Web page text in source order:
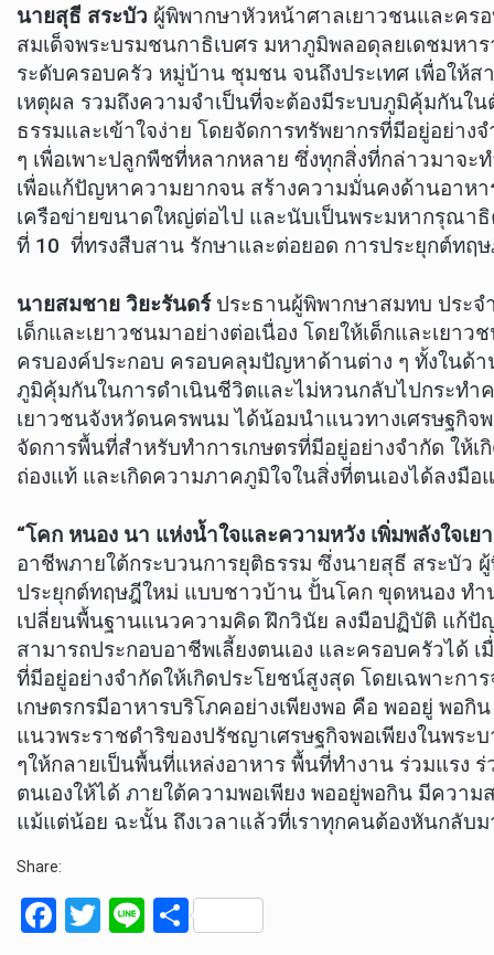
นายสุธี สระบัว ผู้พิพากษาหัวหน้าศาลเยาวชนและคร
สมเด็จพระบรมชนกาธิเบศร มหาภูมิพลอดุลยเดชมหา
ระดับครอบครัว หมู่บ้าน ชุมชน จนถึงประเทศ เพื่อให้
เหตุผล รวมถึงความจำเป็นที่จะต้องมีระบบภูมิคุ้มกัน
ธรรมและเข้าใจง่าย โดยจัดการทรัพยากรที่มีอยู่อย่า
ๆ เพื่อเพาะปลูกพืชที่หลากหลาย ซึ่งทุกสิ่งที่กล่าวมาจะ
เพื่อแก้ปัญหาความยากจน สร้างความมั่นคงด้านอาห
เครือข่ายขนาดใหญ่ต่อไป และนับเป็นพระมหากรุณา
ที่ 10 ที่ทรงสืบสาน รักษาและต่อยอด การประยุกต์ท
นายสมชาย วิยะรันดร์ประธานผู้พิพากษาสมทบ ประจ
เด็กและเยาวชนมาอย่างต่อเนื่อง โดยให้เด็กและเย
ครบองค์ประกอบ ครอบคลุมปัญหาด้านต่าง ๆ ทั้งในด้
ภูมิคุ้มกันในการดำเนินชีวิตและไม่หวนกลับไปกระทำ
เยาวชนจังหวัดนครพนม ได้น้อมนำแนวทางเศรษฐกิจ
จัดการพื้นที่สำหรับทำการเกษตรที่มีอยู่อย่างจำกัด ให้
ถ่องแท้ และเกิดความภาคภูมิใจในสิ่งที่ตนเองได้ลงมื
“โคก หนอง นา แห่งน้ำใจและความหวัง เพิ่มพลังใจเ
อาชีพภายใต้กระบวนการยุติธรรม ซึ่งนายสุธี สระบัว
ประยุกต์ทฤษฎีใหม่ แบบชาวบ้าน ปั้นโคก ขุดหนอง ทำ
เปลี่ยนพื้นฐานแนวความคิด ฝึกวินัย ลงมือปฏิบัติ แก้ปัญ
สามารถประกอบอาชีพเลี้ยงตนเอง และครอบครัวได้
ที่มีอยู่อย่างจำกัดให้เกิดประโยชน์สูงสุด โดยเฉพาะก
เกษตรกรมีอาหารบริโภคอย่างเพียงพอ คือ พออยู่ พอ
แนวพระราชดำริของปรัชญาเศรษฐกิจพอเพียงในพร
ๆให้กลายเป็นพื้นที่แหล่งอาหาร พื้นที่ทำงาน ร่วมแรง
ตนเองให้ได้ ภายใต้ความพอเพียง พออยู่พอกิน มีควา
แม้แต่น้อย ฉะนั้น ถึงเวลาแล้วที่เราทุกคนต้องหันกลับ
Share:
F
T
Li S